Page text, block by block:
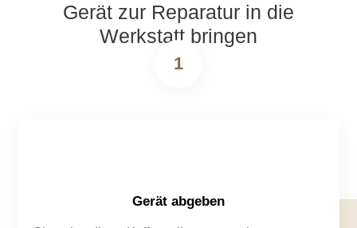
Gerät zur Reparatur in die
Werkstatt bringen
1
Gerät abgeben